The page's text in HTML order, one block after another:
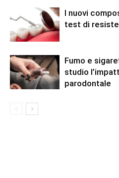
I nuovi
test di
Fumo e
studio
parodontale